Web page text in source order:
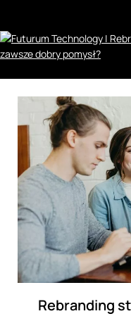
content
Rebranding